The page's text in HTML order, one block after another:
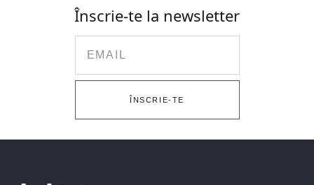
Înscrie-te la newsletter
ÎNSCRIE-TE